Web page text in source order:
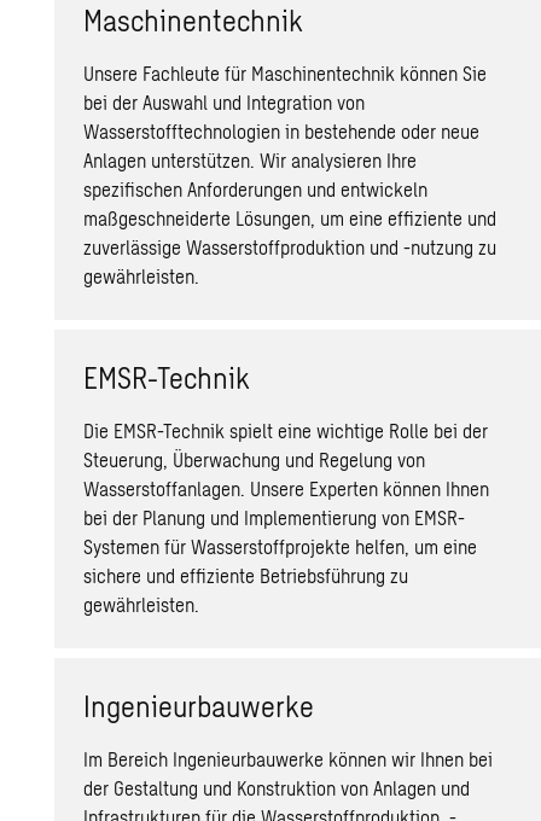
Maschinentechnik
Unsere Fachleute für Maschinentechnik können Sie
bei der Auswahl und Integration von
Wasserstofftechnologien in bestehende oder neue
Anlagen unterstützen. Wir analysieren Ihre
spezifischen Anforderungen und entwickeln
maßgeschneiderte Lösungen, um eine effiziente und
zuverlässige Wasserstoffproduktion und -nutzung zu
gewährleisten.
EMSR-Technik
Die EMSR-Technik spielt eine wichtige Rolle bei der
Steuerung, Überwachung und Regelung von
Wasserstoffanlagen. Unsere Experten können Ihnen
bei der Planung und Implementierung von EMSR-
Systemen für Wasserstoffprojekte helfen, um eine
sichere und effiziente Betriebsführung zu
gewährleisten.
Ingenieurbauwerke
Im Bereich Ingenieurbauwerke können wir Ihnen bei
der Gestaltung und Konstruktion von Anlagen und
Infrastrukturen für die Wasserstoffproduktion, -